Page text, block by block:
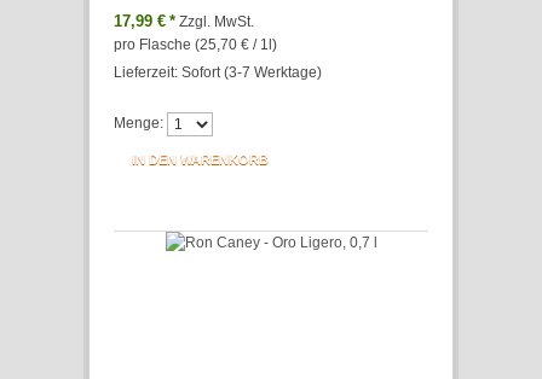
17,99 € * Zzgl. MwSt.
pro Flasche (25,70 € / 1l)
Lieferzeit: Sofort (3-7 Werktage)
Menge:
IN DEN WARENKORB